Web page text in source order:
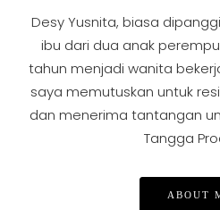
Desy Yusnita, biasa
ibu dari dua anak
tahun menjadi wanita
saya memutuskan untuk
dan menerima tantangan
Tangga
ABOUT